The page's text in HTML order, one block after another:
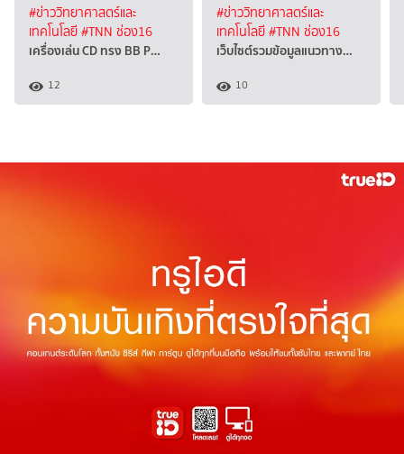
#ข่าววิทยาศาสตร์และ
เทคโนโลยี#TNN ช่อง16
เครื่องเล่น CD ทรง BB P…
12
#ข่าววิทยาศาสตร์และ
เทคโนโลยี#TNN ช่อง16
เว็บไซต์รวมข้อมูลแนวทาง…
10